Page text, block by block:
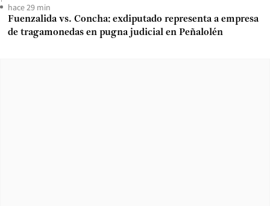
hace 29 min
Fuenzalida vs. Concha: exdiputado representa a empresa
de tragamonedas en pugna judicial en Peñalolén